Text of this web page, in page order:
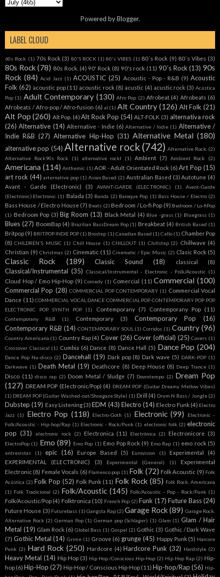
Powered byBlogger.
LABEL CLOUD
60s Rock (1) 70s Rock (3) 80'S ROCK (1) 80's VIBES (1) 80´s Rock (9) 80´s Vibes (3)
80s Rock (78) 80s Rock. (4) 90' Rock (8) 90's rock (11) 90´s Rock (13) 90s
Rock (84) Acid Jazz (1) ACOUSTIC (25) Acoustic - Pop - R&B (9) Acoustic
Folk (62) acoustic pop (11) acoustic rock (8) acustic (4) acustic rock (3) Acústica
Pop (1) Adult Contemporary (130) Afro Pop (2) Afrobeat (4) Afrobeats (6)
Afrobeats / Afro-pop / Afro-fusion (6) al (1) Alt Country (126) Alt Folk (21)
Alt Pop (260) Alt Pop. (4) Alt Rock Pop (54) ALT-FOLK (3) alternativa rock
(26) Alternative (14) Alternative - Indie (6) Alternative / Indie (1) Alternative /
Indie R&B (27) Alternative Hip-Hop (31) Alternative Metal (180)
alternative pop (54) Alternative rock (742) Alternative Rock. (2)
Alternative Rock90s Rock
(1) alternative rockl (1) Ambient (7) Ambient Rock (2)
Americana (114) Anthemic (1) AOR - Adult Orientated Rock (6) Art Pop (15)
art rock (44) arternative pop (1) Asian Based (2) Australian Based (3) Autotune (4)
Avant - Garde (Electronic)
(3) AVANT-GARDE (ELECTRONIC) (1)
Avant-Garde
(Electronic).Electronic (1) Balada (3) Banda (2) Baroque Pop (1) Bass House / Electro (2)
Bass House / Electro House (7) Beats (2) Bedroom / Lo-fi Pop (9) Bedroom / Lo-fiPop
(1) Bedroom Pop (3) Big Room (13) Black Metal (4) Blue -grass (1) Bluegrass (1)
Blues (27) BoomBap (4) Brazilian BassDream Pop (1) Breakbeat (4) British Based (1)
Britpop (9) BRITPOP INDIE POP (1) Brostep (1) Canadian Based (1) Cello (1) Chamber Pop
(8) CHILDREN'S MUSIC (1) Chill House (1) CHILLOUT (1) Chillstep (2) Chillwave (4)
Christian (9) Christmas (2) Cinematic (11) Cinematic / Epic Music (2) Clasic Rock (5)
Classic Rock (189) Classic Sound (18) classical (8)
Classical/Instrumental (35) Classical/Instrumental - Electronic - Folk/Acoustic (1)
Cloud Hop / Emo Hip-Hop (9) Comedy (1) Comercial (11) Commercial (100)
Commercial Pop (28) COMMERCIAL POP CONTEMPORARY (1) Commercial Vocal
Dance (11) COMMERCIAL VOCAL DANCE COMMERCIAL POP CONTEMPORARY POP POP
ELECTRONIC POP SYNTH POP
(1) Contemporany (7) Contemporany Pop (11)
Contemporany R&B (1) Contemporary (3) Contemporary Pop
(16)
Contemporary R&B (14) CONTEMPORARY SOUL (1) Corridos (1) Country (96)
Country Americana (1) Country Rap (4) Cover (26) Cover (official) (25) Covers (1)
Crossover Classical (1) Cumbia (6) Dance (8) Dance Hall (5) Dance Pop (204)
Dance Pop Nu-disco (2) Dancehall (19) Dark pop (8) Dark wave (5) DARK-POP (1)
Darkwave (1) Death Metal (19) Deathcore (8) Deep House (8) Deep Trance (1)
Disco (11) disco rap (2) Doom Metal / Sludge (7) Downtempo (2) Dream Pop
(127) DREAM POP (Electronic/Pop) (4) DREAM POP (Guitar Dreamy Mellow Vibes)
(1) DREAM POP (Guitar Washed-out/Shoegaze Style) (1) Drill (4) Drum N Bass / Jungle (2)
Dubstep (19) Easy Listening (3) EDM (43) Electro (14) Electro Funk (4) Electro
Jazz (1) Electro Pop (118) Electro-Goth (1) Electronic (99)
Electronic -
Folk/Acoustic - Hip-hop/Rap (1) Electronic - Rock/Punk (1) electronic folk (2) electronic
pop (31) electronic rock (2) Electronica (11) Electrónica (2) Electronicore (3)
ElectroPop (1) Emo (89) Emo Pop (1) Emo Pop Rock (9) Emo Rap (1) emo rock (5)
entrevistas (1) epic (16) Europe Based (5) Eurovision (1) Experimental
(4)
EXPERIMENTAL (ELECTRONIC)
(3) Experimental (General) (1)
Experimental
Electronic (8) Female Vocals (6) Flamenco pop (1) Folk (72) Folk Acoustic (9) Folk
Acústica (2) Folk Pop (52) Folk Punk (11) Folk Rock (85) Folk Rock. Americana
(1) Folk Tradicional (2) Folk/Acoustic (145) Folk/Acoustic - Pop - Rock/Punk (1)
Folk/Acoustic/Pop (4) Folktronica (10) French Pop (2) Funk (17) Future Bass (24)
Future House (3) Futurebass (1) Gangsta Rap (2) Garage Rock (89) Garage Rock.
Alternative Rock (2) German Pop (1) German pop (Schlager) (1) Glam (1) Glam / Hair
Metal (19) Glam Rock (6) Global Bass (1) Gospel (2) Gothic (3) Gothic / Dark Wave
(7) Gothic Metal (14) Grime (1) Groove (6) grunge (45) Happy Punk (5) Harcore
Punk (2) Hard Rock (250) Hardcore (4) Hardcore Punk (32) Hardstyle (2)
Heavy Metal (14) Hip Hop (3) Hip Hop /Conscious Hip-Hop (2) Hip Hop Rap (2) Hip-
hop (6) Hip-Hop (27) Hip-Hop / Conscious Hip-Hop (11) Hip-hop/Rap (56) Hip-